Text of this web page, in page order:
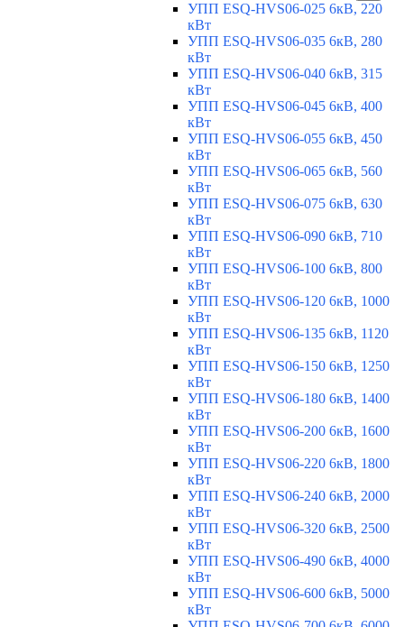
УПП ESQ-HVS06-025 6кВ, 220
кВт
УПП ESQ-HVS06-035 6кВ, 280
кВт
УПП ESQ-HVS06-040 6кВ, 315
кВт
УПП ESQ-HVS06-045 6кВ, 400
кВт
УПП ESQ-HVS06-055 6кВ, 450
кВт
УПП ESQ-HVS06-065 6кВ, 560
кВт
УПП ESQ-HVS06-075 6кВ, 630
кВт
УПП ESQ-HVS06-090 6кВ, 710
кВт
УПП ESQ-HVS06-100 6кВ, 800
кВт
УПП ESQ-HVS06-120 6кВ, 1000
кВт
УПП ESQ-HVS06-135 6кВ, 1120
кВт
УПП ESQ-HVS06-150 6кВ, 1250
кВт
УПП ESQ-HVS06-180 6кВ, 1400
кВт
УПП ESQ-HVS06-200 6кВ, 1600
кВт
УПП ESQ-HVS06-220 6кВ, 1800
кВт
УПП ESQ-HVS06-240 6кВ, 2000
кВт
УПП ESQ-HVS06-320 6кВ, 2500
кВт
УПП ESQ-HVS06-490 6кВ, 4000
кВт
УПП ESQ-HVS06-600 6кВ, 5000
кВт